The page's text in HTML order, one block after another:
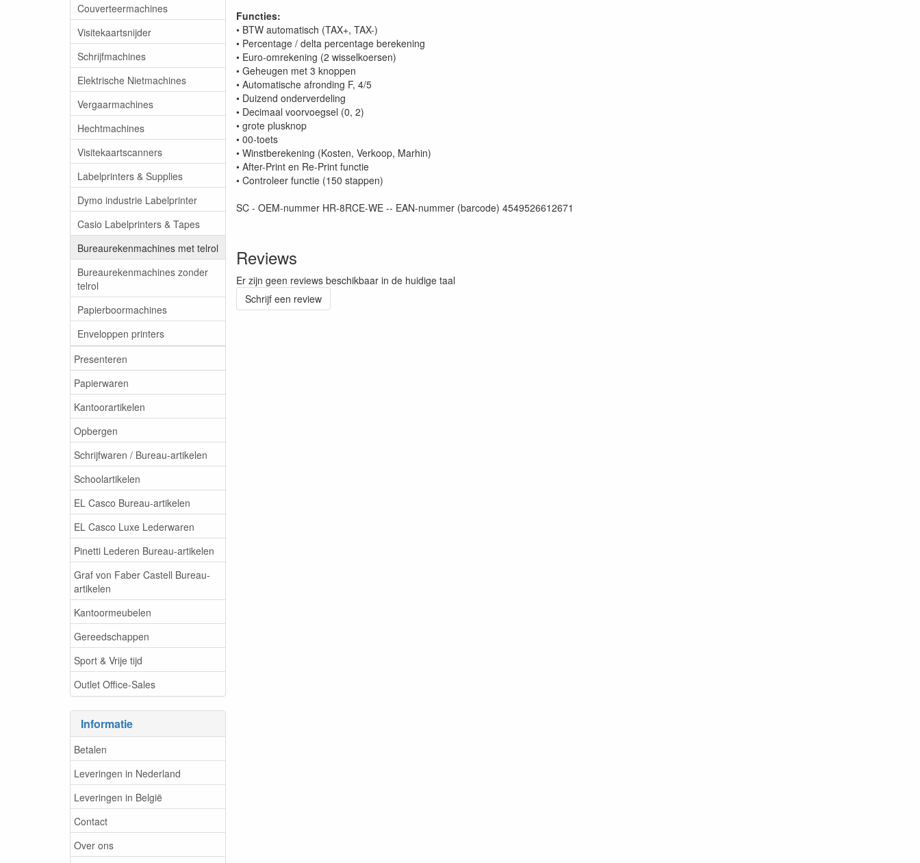
Couverteermachines
Visitekaartsnijder
Schrijfmachines
Elektrische Nietmachines
Vergaarmachines
Hechtmachines
Visitekaartscanners
Labelprinters & Supplies
Dymo industrie Labelprinter
Casio Labelprinters & Tapes
Bureaurekenmachines met telrol
Bureaurekenmachines zonder
telrol
Papierboormachines
Enveloppen printers
Presenteren
Papierwaren
Kantoorartikelen
Opbergen
Schrijfwaren / Bureau-artikelen
Schoolartikelen
EL Casco Bureau-artikelen
EL Casco Luxe Lederwaren
Pinetti Lederen Bureau-artikelen
Graf von Faber Castell Bureau-
artikelen
Kantoormeubelen
Gereedschappen
Sport & Vrije tijd
Outlet Office-Sales
Informatie
Betalen
Leveringen in Nederland
Leveringen in België
Contact
Over ons
Functies:
• BTW automatisch (TAX+, TAX-)
• Percentage / delta percentage berekening
• Euro-omrekening (2 wisselkoersen)
• Geheugen met 3 knoppen
• Automatische afronding F, 4/5
• Duizend onderverdeling
• Decimaal voorvoegsel (0, 2)
• grote plusknop
• 00-toets
• Winstberekening (Kosten, Verkoop, Marhin)
• After-Print en Re-Print functie
• Controleer functie (150 stappen)
SC - OEM-nummer HR-8RCE-WE -- EAN-nummer (barcode) 4549526612671
Reviews
Er zijn geen reviews beschikbaar in de huidige taal
Schrijf een review